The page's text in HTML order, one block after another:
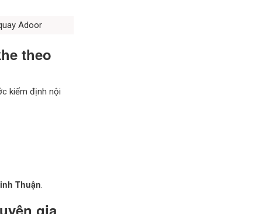
Adoor
theo
kiểm định nội
Thuận
gia